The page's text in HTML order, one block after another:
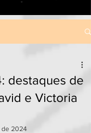
destaques de
e Victoria
de 2024